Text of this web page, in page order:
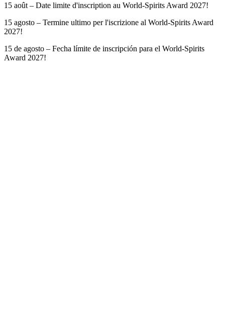
15 août – Date limite d'inscription au World-Spirits Award 2027!
15 agosto – Termine ultimo per l'iscrizione al World-Spirits Award
2027!
15 de agosto – Fecha límite de inscripción para el World-Spirits
Award 2027!